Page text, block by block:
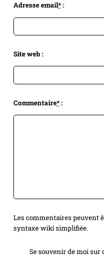
Adresse email*:
Site web :
Commentaire*:
Les commentaires peuvent
syntaxe wiki simplifiée.
Se souvenir de moi sur